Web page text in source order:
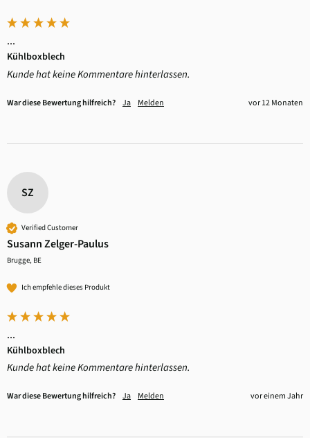
...
Kühlboxblech
Kunde hat keine Kommentare hinterlassen.
War diese Bewertung hilfreich? Ja Melden vor 12 Monaten
SZ
Verified Customer
Susann Zelger-Paulus
Brugge, BE
Ich empfehle dieses Produkt
...
Kühlboxblech
Kunde hat keine Kommentare hinterlassen.
War diese Bewertung hilfreich? Ja Melden vor einem Jahr